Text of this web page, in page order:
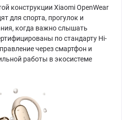
конструкции Xiaomi OpenWear
для спорта, прогулок и
когда важно слышать
по стандарту Hi-
через смартфон и
работы в экосистеме